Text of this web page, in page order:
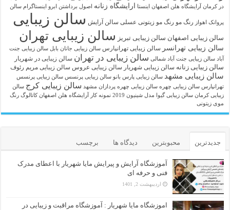
در کرمان آرایشگاه هلن اصفهان اینستا ارایشگاه زنانه اصول برداشتن ابرو اینستاگرام سالن
پروانک اهواز رنگ مو رنگ مو زیتونی عسلی سالن آرایش سالن زیبایی
سالن زیبایی اصفهان سالن زیبایی تبریز سالن زیبایی تهران
سالن زیبایی تهرانسر سالن زیبایی تهرانپارس سالن زیبایی جانان بابل سالن زیبایی جنت
آباد سالن زیبایی جنت آباد شمالی سالن زیبایی در تهران سالن زیبایی در شهریار
سالن زیبایی زنانه سالن زیبایی شهریار سالن زیبایی عروس سالن زیبایی مریم رئوف
سالن زیبایی مشهد سالن زیبایی پارس بانو سالن زیبایی پرنسس سالن زیبایی پرنسس
تهرانپارس سالن زیبایی چهره سالن زیبایی چهره پردازان مشهد سالن زیبایی کرج سالن
زیبایی کرمان سالن زیبایی گیوا مدل شینیون 2019 نمونه کار آرایشگاه هلن اصفهان کاتالوگ رنگ
موی زیتونی
جدیدترین محبوبترین دیدگاه ها برچسب
آموزشگاه آرایش و پیرایش مایا شهریار با اعطای مدرک
فنی و حرفه ای
اردیبهشت 2, 1401
اموزشگاه مایا شهریار : آموزشگاه مراقبت و زیبایی در